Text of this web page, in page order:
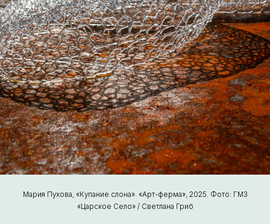
Мария Пухова, «Купание слона». «Арт-ферма», 2025. Фото: ГМЗ
«Царское Село» / Светлана Гриб